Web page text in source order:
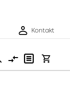
Kontakt